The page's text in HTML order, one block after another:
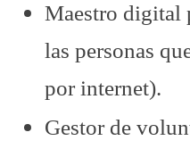
Maestro digital
las personas
por internet).
Gestor de